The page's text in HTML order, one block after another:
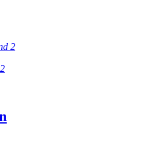
2